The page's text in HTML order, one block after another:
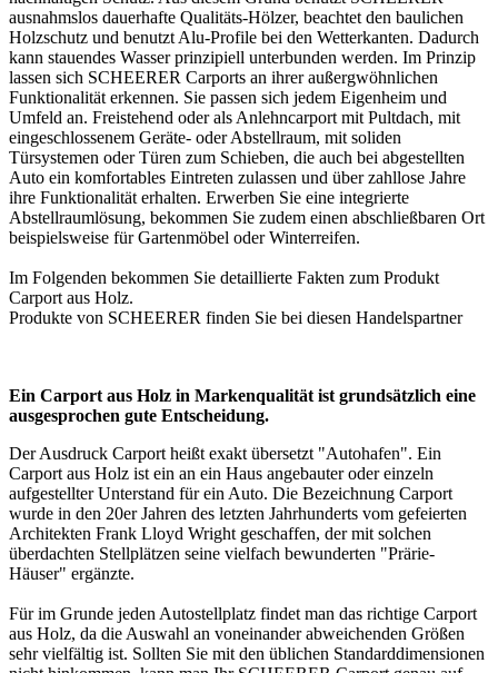
ausnahmslos dauerhafte Qualitäts-Hölzer, beachtet den baulichen
Holzschutz und benutzt Alu-Profile bei den Wetterkanten. Dadurch
kann stauendes Wasser prinzipiell unterbunden werden. Im Prinzip
lassen sich SCHEERER Carports an ihrer außergwöhnlichen
Funktionalität erkennen. Sie passen sich jedem Eigenheim und
Umfeld an. Freistehend oder als Anlehncarport mit Pultdach, mit
eingeschlossenem Geräte- oder Abstellraum, mit soliden
Türsystemen oder Türen zum Schieben, die auch bei abgestellten
Auto ein komfortables Eintreten zulassen und über zahllose Jahre
ihre Funktionalität erhalten. Erwerben Sie eine integrierte
Abstellraumlösung, bekommen Sie zudem einen abschließbaren Ort
beispielsweise für Gartenmöbel oder Winterreifen.
Im Folgenden bekommen Sie detaillierte Fakten zum Produkt
Carport aus Holz.
Produkte von SCHEERER finden Sie bei diesen Handelspartner
Ein Carport aus Holz in Markenqualität ist grundsätzlich eine
ausgesprochen gute Entscheidung.
Der Ausdruck Carport heißt exakt übersetzt "Autohafen". Ein
Carport aus Holz ist ein an ein Haus angebauter oder einzeln
aufgestellter Unterstand für ein Auto. Die Bezeichnung Carport
wurde in den 20er Jahren des letzten Jahrhunderts vom gefeierten
Architekten Frank Lloyd Wright geschaffen, der mit solchen
überdachten Stellplätzen seine vielfach bewunderten "Prärie-
Häuser" ergänzte.
Für im Grunde jeden Autostellplatz findet man das richtige Carport
aus Holz, da die Auswahl an voneinander abweichenden Größen
sehr vielfältig ist. Sollten Sie mit den üblichen Standarddimensionen